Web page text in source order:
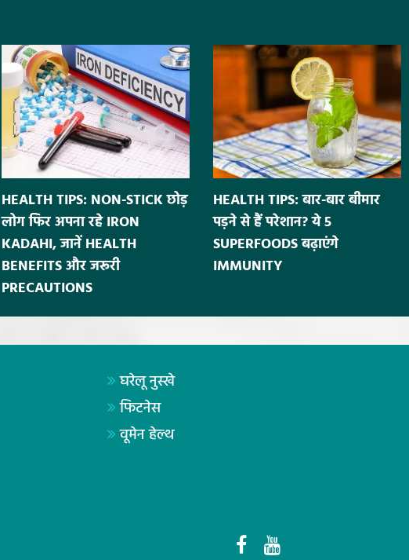
HEALTH TIPS: NON-STICK छोड़
लोग फिर अपना रहे IRON
KADAHI, जानें HEALTH
BENEFITS और जरूरी
PRECAUTIONS
HEALTH TIPS: बार-बार बीमार
पड़ने से हैं परेशान? ये 5
SUPERFOODS बढ़ाएंगे
IMMUNITY
घरेलू नुस्खे
फिटनेस
वूमेन हेल्थ